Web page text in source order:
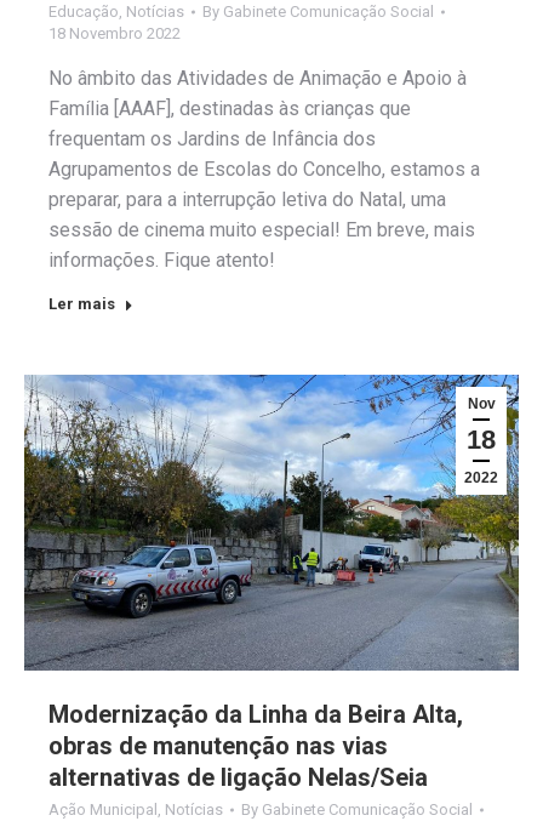
Educação Notícias By Gabinete Comunicação Social
18 Novembro 2022
No âmbito das Atividades de Animação e Apoio à
Família [AAAF], destinadas às crianças que
frequentam os Jardins de Infância dos
Agrupamentos de Escolas do Concelho, estamos a
preparar, para a interrupção letiva do Natal, uma
sessão de cinema muito especial! Em breve, mais
informações. Fique atento!
Ler mais
Nov
18
2022
Modernização da Linha da Beira Alta,
obras de manutenção nas vias
alternativas de ligação Nelas/Seia
Ação Municipal , Notícias By Gabinete Comunicação Social